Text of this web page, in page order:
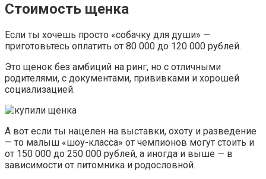
Стоимость щенка
Если ты хочешь просто «собачку для души» —
приготовьтесь оплатить от 80 000 до 120 000 рублей.
Это щенок без амбиций на ринг, но с отличными
родителями, с документами, прививками и хорошей
социализацией.
А вот если ты нацелен на выставки, охоту и разведение
— то малыш «шоу-класса» от чемпионов могут стоить и
от 150 000 до 250 000 рублей, а иногда и выше — в
зависимости от питомника и родословной.